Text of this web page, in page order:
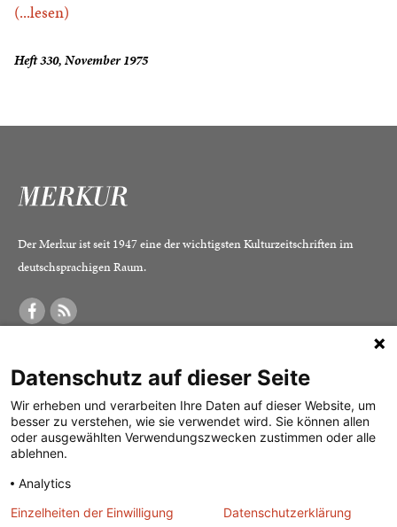
(...lesen)
Heft 330, November 1975
Der Merkur ist seit 1947 eine der wichtigsten Kulturzeitschriften im
deutschsprachigen Raum.
Was ist der Merkur?
Herausgeber /
Redaktion
Verlag
Alle Abos im Überblick
Print-Abo
Digital-Abo
Abo kündigen
Impressum
Datenschutz
Mediadaten
Datenschutz auf dieser Seite
Wir erheben und verarbeiten Ihre Daten auf dieser Website, um
besser zu verstehen, wie sie verwendet wird. Sie können allen
oder ausgewählten Verwendungszwecken zustimmen oder alle
ablehnen.
Analytics
Einzelheiten der Einwilligung
Datenschutzerklärung